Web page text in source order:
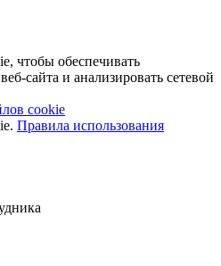
чтобы обеспечивать
сайта и анализировать сетевой
cookie
Правила использования